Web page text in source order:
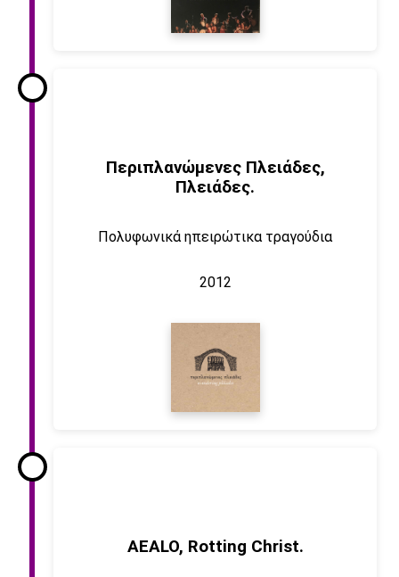
Περιπλανώμενες Πλειάδες,
Πλειάδες.
Πολυφωνικά ηπειρώτικα τραγούδια
2012
AEALO, Rotting Christ.